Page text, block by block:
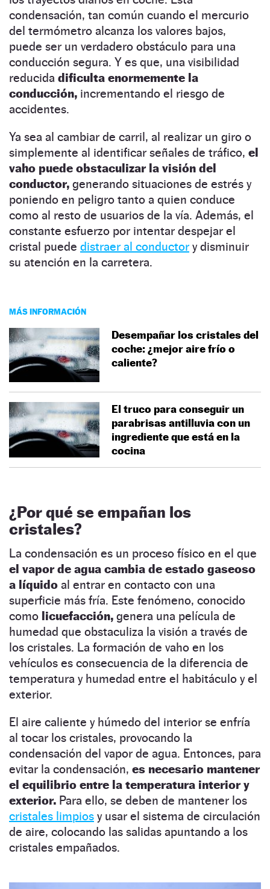
condensación, tan común cuando el mercurio
del termómetro alcanza los valores bajos,
puede ser un verdadero obstáculo para una
conducción segura. Y es que, una visibilidad
reducida dificulta enormemente la
conducción, incrementando el riesgo de
accidentes.
Ya sea al cambiar de carril, al realizar un giro o
simplemente al identificar señales de tráfico, el
vaho puede obstaculizar la visión del
conductor, generando situaciones de estrés y
poniendo en peligro tanto a quien conduce
como al resto de usuarios de la vía. Además, el
constante esfuerzo por intentar despejar el
cristal puede distraer al conductor y disminuir
su atención en la carretera.
MÁS INFORMACIÓN
Desempañar los cristales del
coche: ¿mejor aire frío o
caliente?
El truco para conseguir un
parabrisas antilluvia con un
ingrediente que está en la
cocina
¿Por qué se empañan los
cristales?
La condensación es un proceso físico en el que
el vapor de agua cambia de estado gaseoso
a líquido al entrar en contacto con una
superficie más fría. Este fenómeno, conocido
como licuefacción, genera una película de
humedad que obstaculiza la visión a través de
los cristales. La formación de vaho en los
vehículos es consecuencia de la diferencia de
temperatura y humedad entre el habitáculo y el
exterior.
El aire caliente y húmedo del interior se enfría
al tocar los cristales, provocando la
condensación del vapor de agua. Entonces, para
evitar la condensación, es necesario mantener
el equilibrio entre la temperatura interior y
exterior. Para ello, se deben de mantener los
cristales limpios y usar el sistema de circulación
de aire, colocando las salidas apuntando a los
cristales empañados.